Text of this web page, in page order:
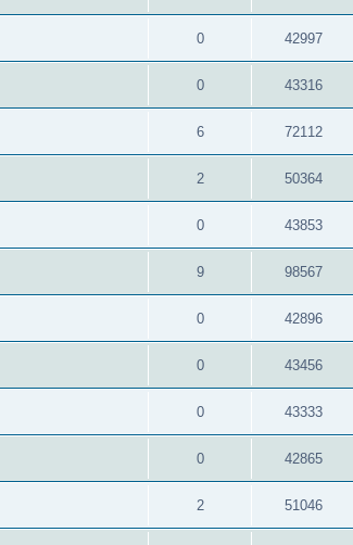
0 42997
0 43316
6 72112
2 50364
0 43853
9 98567
0 42896
0 43456
0 43333
0 42865
2 51046